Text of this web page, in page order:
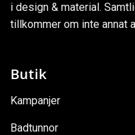
i design & material.
tillkommer om inte annat
Butik
Kampanjer
Badtunnor